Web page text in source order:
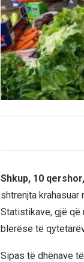
Shkup, 10
shtrenjta
Statistikave, gjë që
blerëse të
Sipas të dhënave